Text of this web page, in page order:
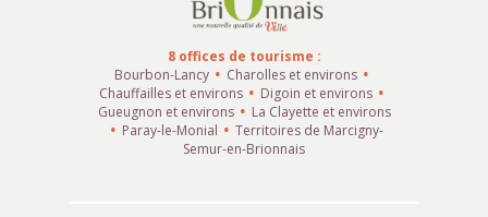
8 offices de tourisme :
Bourbon-Lancy
Charolles et environs
Chauffailles et environs
Digoin et environs
Gueugnon et environs
La Clayette et environs
Paray-le-Monial
Territoires de Marcigny-
Semur-en-Brionnais